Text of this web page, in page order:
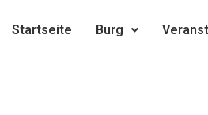
Startseite Burg